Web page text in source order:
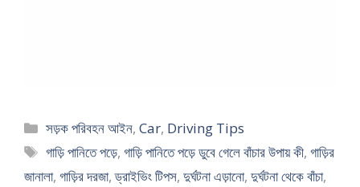
Categories
সড়ক পরিবহন আইন,Car, Driving Tips
Tags
গাড়ি পানিতে পড়ে,গাড়ি পানিতে পড়ে ডুবে গেলে বাঁচার উপায় কী,গাড়ির
জানালা, গাড়ির দরজা,ড্রাইভিং টিপস, দুর্ঘটনা এড়ানো, দুর্ঘটনা থেকে বাঁচা,